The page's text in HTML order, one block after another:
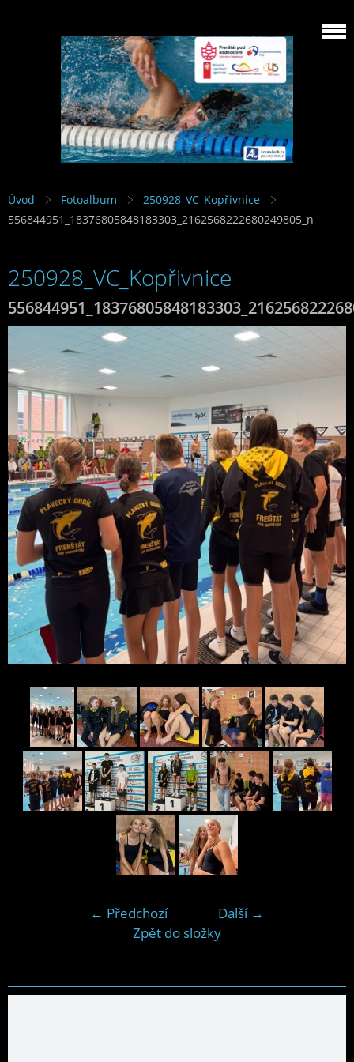
Úvod Fotoalbum
250928_VC_Kopřivnice
556844951_18376805848183303_2162568222680249805_n
250928_VC_Kopřivnice
← Předchozí
Další →
Zpět do složky